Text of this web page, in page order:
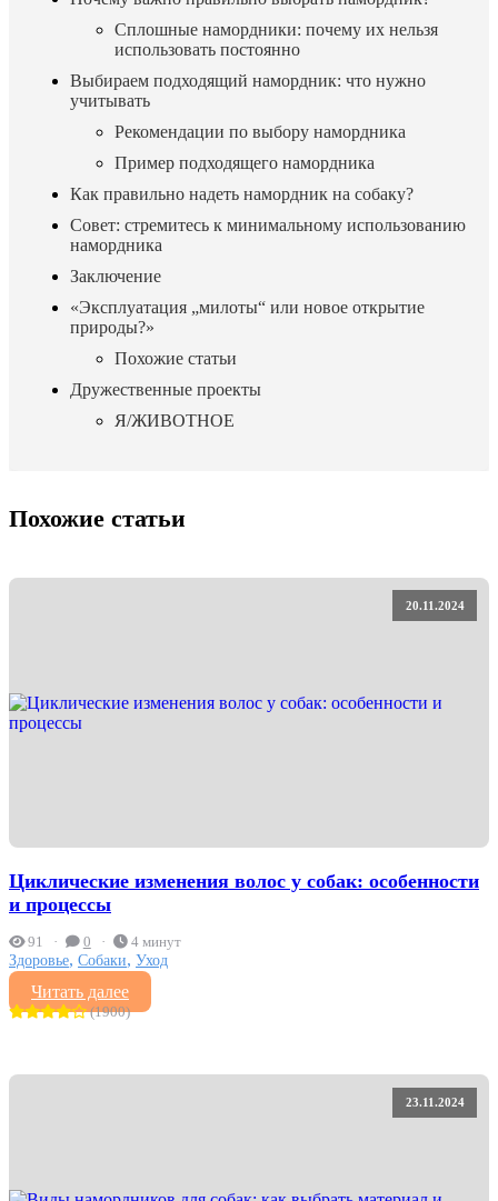
Сплошные намордники: почему их нельзя
использовать постоянно
Выбираем подходящий намордник: что нужно
учитывать
Рекомендации по выбору намордника
Пример подходящего намордника
Как правильно надеть намордник на собаку?
Совет: стремитесь к минимальному использованию
намордника
Заключение
«Эксплуатация „милоты“ или новое открытие
природы?»
Похожие статьи
Дружественные проекты
Я/ЖИВОТНОЕ
Похожие статьи
20.11.2024
Циклические изменения волос у собак: особенности
и процессы
91 0 4 минут
Здоровье, Собаки, Уход
Читать далее
(1900)
23.11.2024